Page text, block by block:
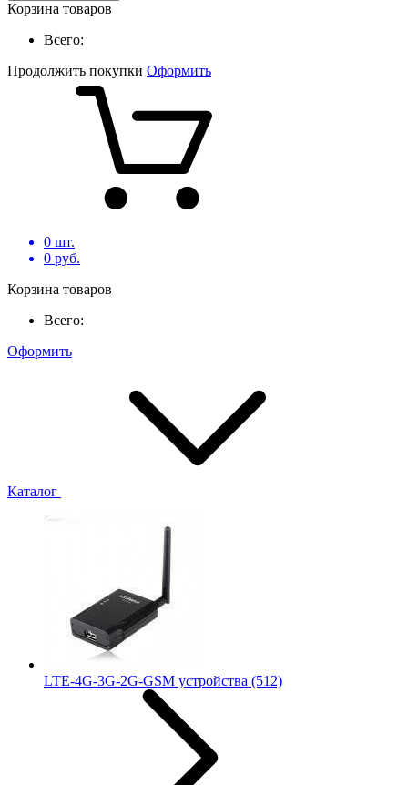
Корзина товаров
Всего:
Продолжить покупки Оформить
0 шт.
0 руб.
Корзина товаров
Всего:
Оформить
Каталог
LTE-4G-3G-2G-GSM устройства (512)